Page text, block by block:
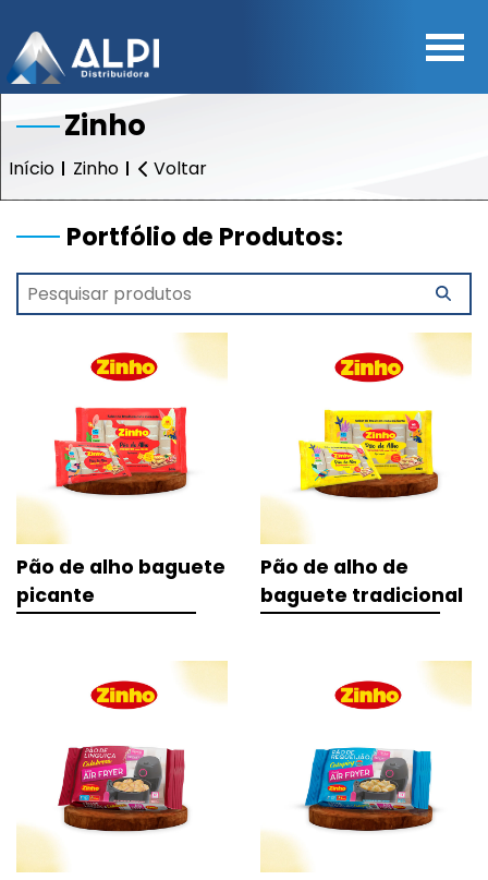
Zinho
Início Zinho Voltar
Portfólio de Produtos:
Pão de alho baguete
picante
Pão de alho de
baguete tradicional